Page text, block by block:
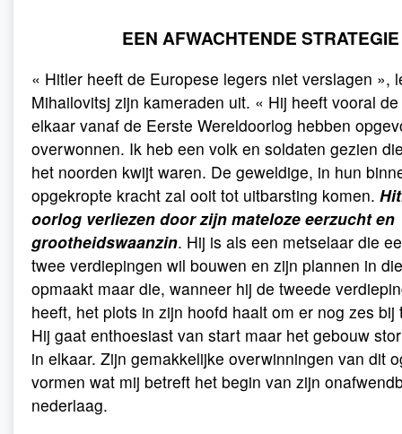
EEN AFWACHTENDE STRATEGIE
« Hitler heeft de Europese legers niet verslagen »,
Mihailovitsj zijn kameraden uit. « Hij heeft vooral
elkaar vanaf de Eerste Wereldoorlog hebben
overwonnen. Ik heb een volk en soldaten gezien
het noorden kwijt waren. De geweldige, in hun
opgekropte kracht zal ooit tot uitbarsting komen.
oorlog verliezen door zijn mateloze eerzucht en
grootheidswaanzin. Hij is als een metselaar die
twee verdiepingen wil bouwen en zijn plannen in
opmaakt maar die, wanneer hij de tweede
heeft, het plots in zijn hoofd haalt om er nog zes bij
Hij gaat enthoesiast van start maar het gebouw
in elkaar. Zijn gemakkelijke overwinningen van dit
vormen wat mij betreft het begin van zijn
nederlaag.